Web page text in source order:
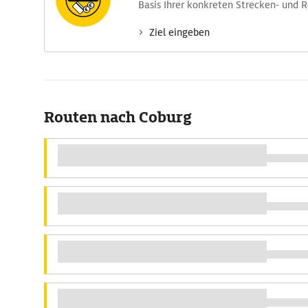
Basis Ihrer konkreten Strecken- und
Ziel eingeben
Routen nach Coburg